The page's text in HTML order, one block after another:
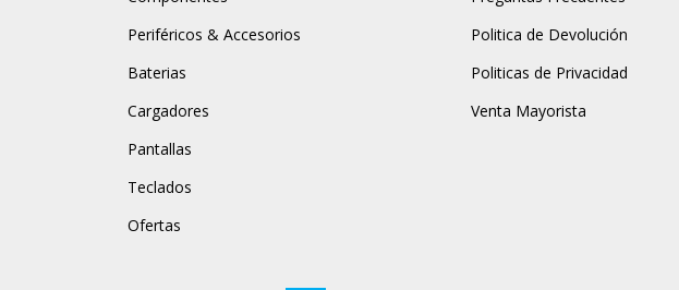
Periféricos & Accesorios
Baterias
Cargadores
Pantallas
Teclados
Ofertas
Politica de Devolución
Politicas de Privacidad
Venta Mayorista